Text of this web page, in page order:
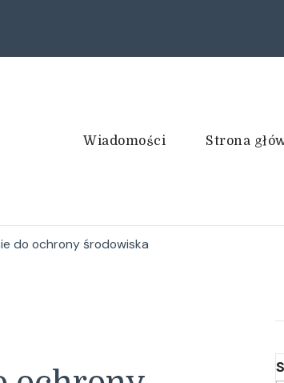
Wiadomości Strona
do ochrony środowiska